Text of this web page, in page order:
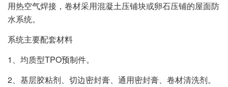
用热空气焊接，卷材采用混凝土压铺块或卵石压铺的屋面防
水系统。
系统主要配套材料
1、均质型TPO预制件。
2、基层胶粘剂、切边密封膏、通用密封膏、卷材清洗剂。